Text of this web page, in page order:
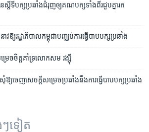
តីទី​​បក្ស​ប្រឆាំង​​ជំរុញ​ឲ្យ​គណបក្ស​ទាំងពីរ​ជួបគ្នា​រក​
យ​រដ្ឋាភិបាល​កម្ពុជា​បញ្ឈប់​ការ​ធ្វើ​បាប​បក្ស​ប្រឆាំង
េចចិត្ត​គាំទ្រ​លោក​សម រង្ស៊ី​
យ​ចេញ​សេចក្តី​សម្រេច​ប្រឆាំង​នឹង​ការ​ធ្វើ​បាប​បក្ស​ប្រឆាំង​
ៗទៀត